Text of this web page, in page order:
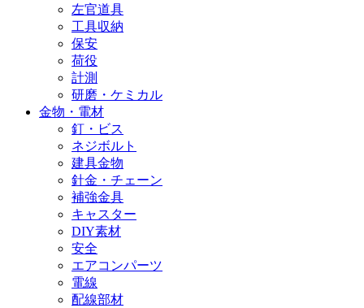
左官道具
工具収納
保安
荷役
計測
研磨・ケミカル
金物・電材
釘・ビス
ネジボルト
建具金物
針金・チェーン
補強金具
キャスター
DIY素材
安全
エアコンパーツ
電線
配線部材